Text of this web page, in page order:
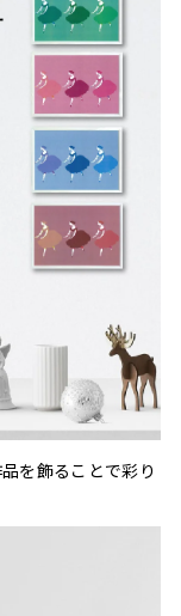
を飾ることで彩り